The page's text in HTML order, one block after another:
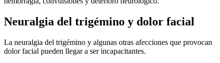
Neuralgia del trigémino y dolor facial
La neuralgia del trigémino y algunas otras afecciones que provocan
dolor facial pueden llegar a ser incapacitantes.